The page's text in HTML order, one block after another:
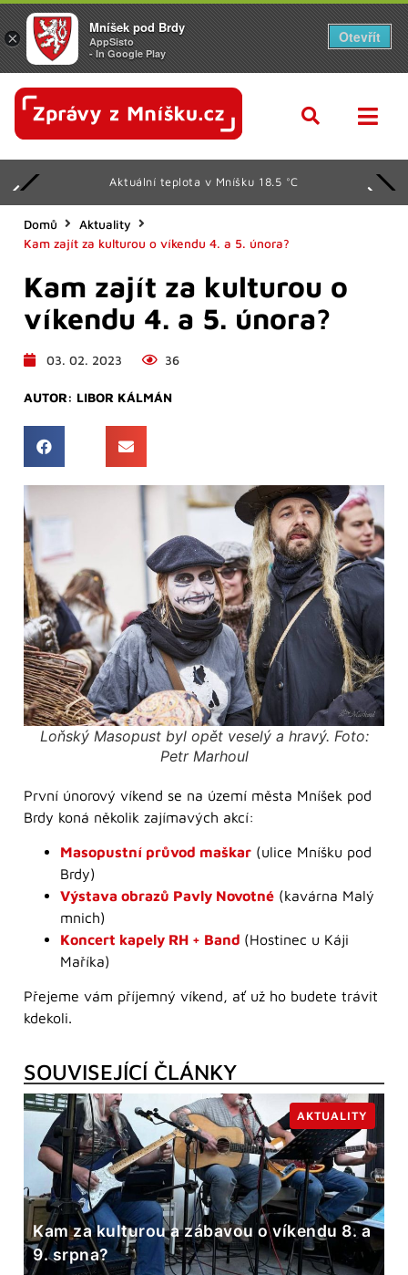
Aktuální teplota v Mníšku 18.5 °C
Domů
Aktuality
Kam zajít za kulturou o víkendu 4. a 5. února?
Kam zajít za kulturou o
víkendu 4. a 5. února?
03. 02. 2023 36
AUTOR: LIBOR KÁLMÁN
Loňský Masopust byl opět veselý a hravý. Foto:
Petr Marhoul
První únorový víkend se na území města Mníšek pod
Brdy koná několik zajímavých akcí:
Masopustní průvod maškar (ulice Mníšku pod
Brdy)
Výstava obrazů Pavly Novotné (kavárna Malý
mnich)
Koncert kapely RH + Band (Hostinec u Káji
Maříka)
Přejeme vám příjemný víkend, ať už ho budete trávit
kdekoli.
SOUVISEJÍCÍ ČLÁNKY
Kam za kulturou a zábavou o víkendu 8. a
9. srpna?
AKTUALITY
×
Mníšek pod Brdy
AppSisto
- In Google Play
Otevřít